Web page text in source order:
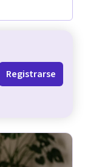
Registrarse